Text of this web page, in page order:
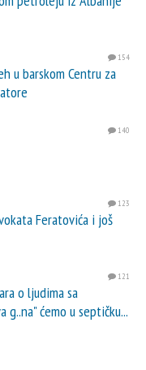
154
u barskom Centru za
140
123
Feratovića i još
121
o ljudima sa
g..na" ćemo u septičku...